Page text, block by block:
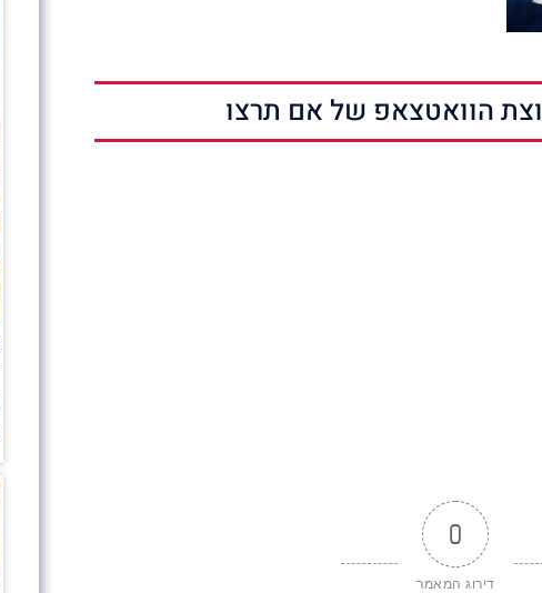
הוואטצאפ של אם תרצו
0
דירוג המאמר